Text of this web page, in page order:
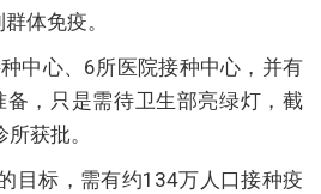
体免疫。
中心、6所医院接种中心，并有
，只是需待卫生部亮绿灯，截
获批。
目标，需有约134万人口接种疫